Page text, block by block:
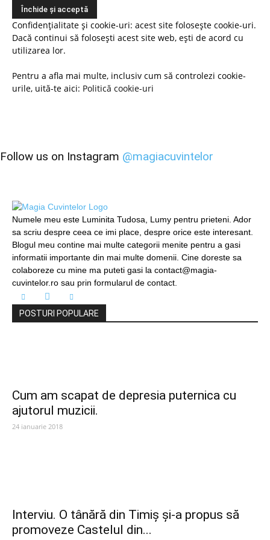
Confidențialitate și cookie-uri: acest site folosește cookie-uri.
Dacă continui să folosești acest site web, ești de acord cu
utilizarea lor.
Pentru a afla mai multe, inclusiv cum să controlezi cookie-
urile, uită-te aici: Politică cookie-uri
Follow us on Instagram @magiacuvintelor
Numele meu este Luminita Tudosa, Lumy pentru prieteni. Ador
sa scriu despre ceea ce imi place, despre orice este interesant.
Blogul meu contine mai multe categorii menite pentru a gasi
informatii importante din mai multe domenii. Cine doreste sa
colaboreze cu mine ma puteti gasi la contact@magia-
cuvintelor.ro sau prin formularul de contact.
POSTURI POPULARE
Cum am scapat de depresia puternica cu
ajutorul muzicii.
24 ianuarie 2018
Interviu. O tânără din Timiș și-a propus să
promoveze Castelul din...